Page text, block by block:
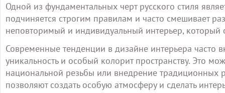
Одной из фундаментальных черт русского стиля
подчиняется строгим правилам и часто смешивает
неповторимый и индивидуальный интерьер, который
Современные тенденции в дизайне интерьера часто
уникальность и особый колорит пространству. Это
национальной резьбы или внедрение традиционных
позволяют создать особую атмосферу и сделать